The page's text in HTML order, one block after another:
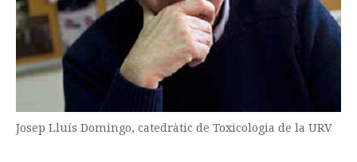
Josep Lluís Domingo, catedràtic de Toxicologia de la URV